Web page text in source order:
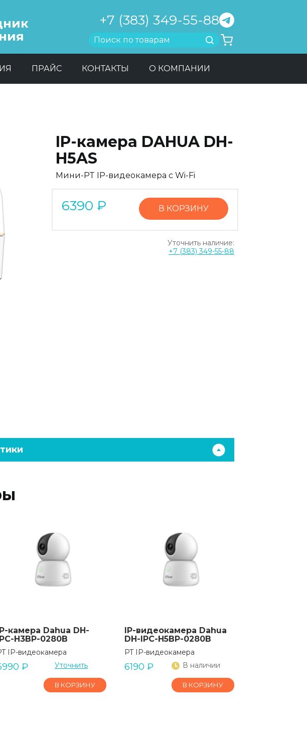
+7 (383) 349-55-88
Найти
ПРАЙС КОНТАКТЫ О КОМПАНИИ
IP-камера DAHUA DH-
H5AS
Мини-PT IP-видеокамера с Wi-Fi
6390 ₽ В КОРЗИНУ
Уточнить наличие:
+7 (383) 349-55-88
камера Dahua DH-
H3BP-0280B
IP-видеокамера
₽ Уточнить
В КОРЗИНУ
IP-видеокамера Dahua
DH-IPC-H5BP-0280B
PT IP-видеокамера
6190 ₽ В наличии
В КОРЗИНУ